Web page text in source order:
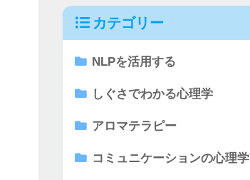
カテゴリー
NLPを活用する
しぐさでわかる心理学
アロマテラピー
コミュニケーションの心理学